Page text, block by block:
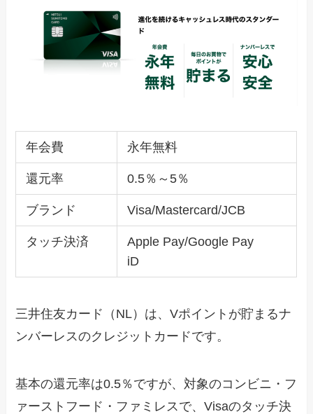
年会費 永年無料
還元率 0.5％～5％
ブランド Visa/Mastercard/JCB
タッチ決済
Apple Pay/Google Pay
iD
三井住友カード（NL）は、Vポイントが貯まるナ
ンバーレスのクレジットカードです。
基本の還元率は0.5％ですが、対象のコンビニ・フ
ァーストフード・ファミレスで、Visaのタッチ決